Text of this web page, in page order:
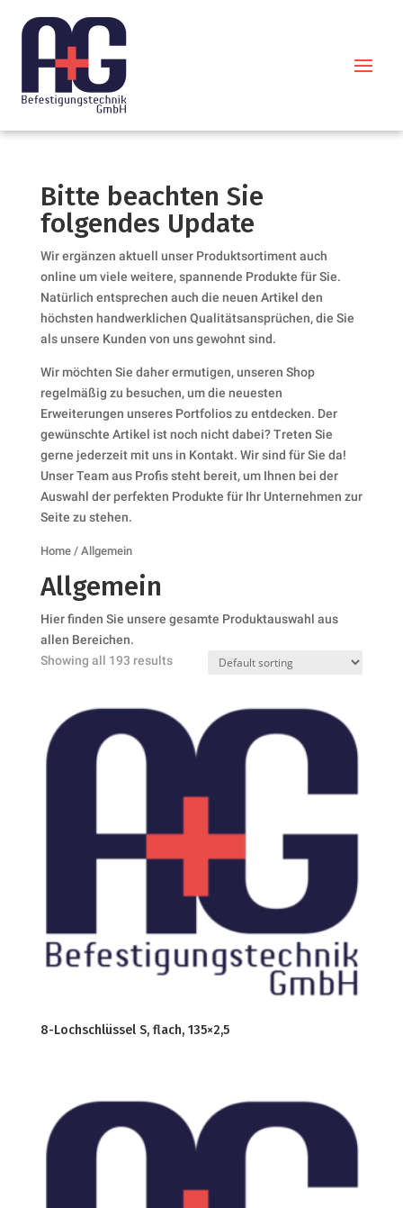
Bitte beachten Sie
folgendes Update
Wir ergänzen aktuell unser Produktsortiment auch
online um viele weitere, spannende Produkte für Sie.
Natürlich entsprechen auch die neuen Artikel den
höchsten handwerklichen Qualitätsansprüchen, die Sie
als unsere Kunden von uns gewohnt sind.
Wir möchten Sie daher ermutigen, unseren Shop
regelmäßig zu besuchen, um die neuesten
Erweiterungen unseres Portfolios zu entdecken. Der
gewünschte Artikel ist noch nicht dabei? Treten Sie
gerne jederzeit mit uns in Kontakt. Wir sind für Sie da!
Unser Team aus Profis steht bereit, um Ihnen bei der
Auswahl der perfekten Produkte für Ihr Unternehmen zur
Seite zu stehen.
Home/ Allgemein
Allgemein
Hier finden Sie unsere gesamte Produktauswahl aus
allen Bereichen.
Showing all 193 results
8-Lochschlüssel S, flach, 135×2,5